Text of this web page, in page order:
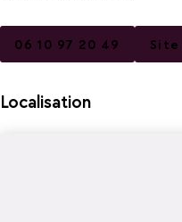
06 10 97 20 49
Localisation